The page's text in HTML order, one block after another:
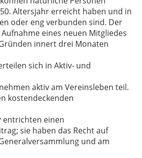
Altersjahr erreicht haben und in
oder eng verbunden sind. Der
eines neuen Mitgliedes
innert drei Monaten
sich in Aktiv- und
nehmen aktiv am Vereinsleben teil.
kostendeckenden
entrichten einen
sie haben das Recht auf
und am